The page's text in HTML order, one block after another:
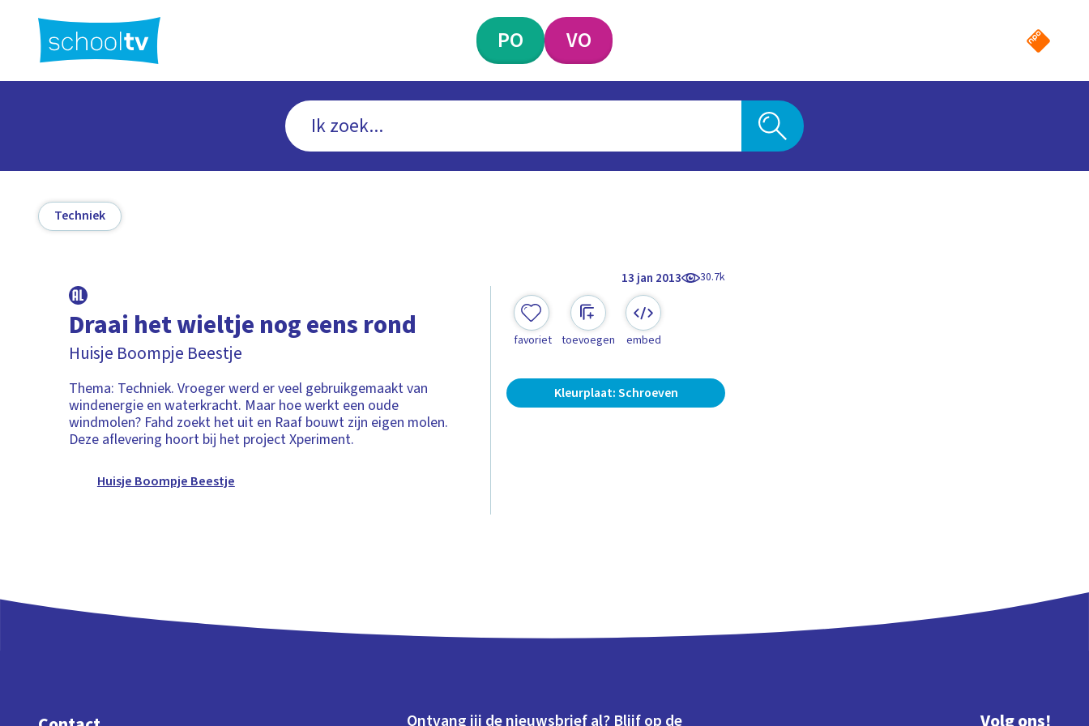
hoofdinhoud
PO VO
Techniek
13 jan 2013 30.7k
Draai het wieltje nog eens rond
Huisje Boompje Beestje
Thema: Techniek. Vroeger werd er veel gebruikgemaakt van
windenergie en waterkracht. Maar hoe werkt een oude
windmolen? Fahd zoekt het uit en Raaf bouwt zijn eigen molen.
Deze aflevering hoort bij het project Xperiment.
Huisje Boompje Beestje
favoriet toevoegen embed
Kleurplaat: Schroeven
Ontvang jij de nieuwsbrief al? Blijf op de